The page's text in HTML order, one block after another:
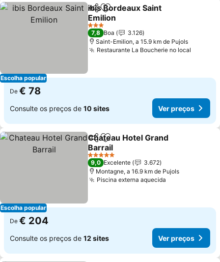
Escolha popular
PartilharAdicionar aos favoritos
ibis Bordeaux Saint
Emilion
Ver preços
3 Estrelas
7,8 Boa
3.126
Saint-Emilion, a 15.9 km de Pujols
Restaurante La Boucherie no local
De € 78
Consulte os preços de 10 sites Ver preços
Escolha popular
PartilharAdicionar aos favoritos
Chateau Hotel Grand
Barrail
Ver preços
5 Estrelas
9,0 Excelente
3.672
Montagne, a 16.9 km de Pujols
Piscina externa aquecida
De € 204
Consulte os preços de 12 sites Ver preços